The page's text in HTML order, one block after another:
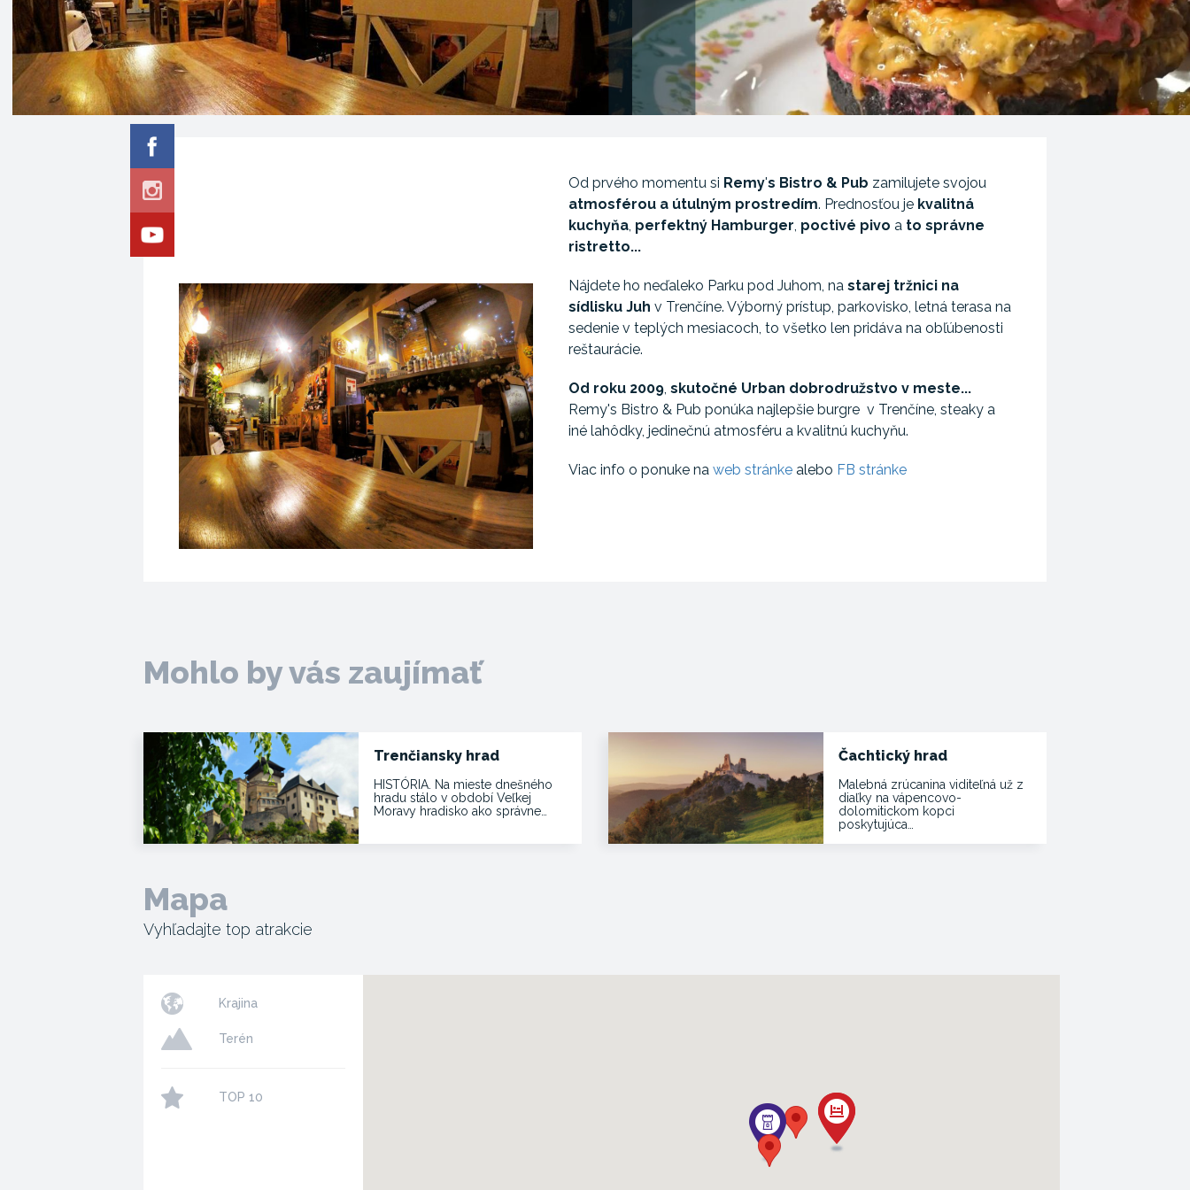
Od prvého momentu si Remy's Bistro & Pub zamilujete svojou
atmosférou a útulným prostredím. Prednosťou je kvalitná
kuchyňa, perfektný Hamburger, poctivé pivo a to správne
ristretto...
Nájdete ho neďaleko Parku pod Juhom, na starej tržnici na
sídlisku Juh v Trenčíne. Výborný prístup, parkovisko, letná terasa na
sedenie v teplých mesiacoch, to všetko len pridáva na obľúbenosti
reštaurácie.
Od roku 2009, skutočné Urban dobrodružstvo v meste...
Remy's Bistro & Pub ponúka najlepšie burgre v Trenčíne, steaky a
iné lahôdky, jedinečnú atmosféru a kvalitnú kuchyňu.
Viac info o ponuke na web stránke alebo FB stránke
Mohlo by vás zaujímať
Trenčiansky hrad
HISTÓRIA. Na mieste dnešného
hradu stálo v období Veľkej
Moravy hradisko ako správne…
Čachtický hrad
Malebná zrúcanina viditeľná už z
diaľky na vápencovo-
dolomitickom kopci
poskytujúca…
Mapa
Vyhľadajte top atrakcie
Krajina
Terén
TOP 10